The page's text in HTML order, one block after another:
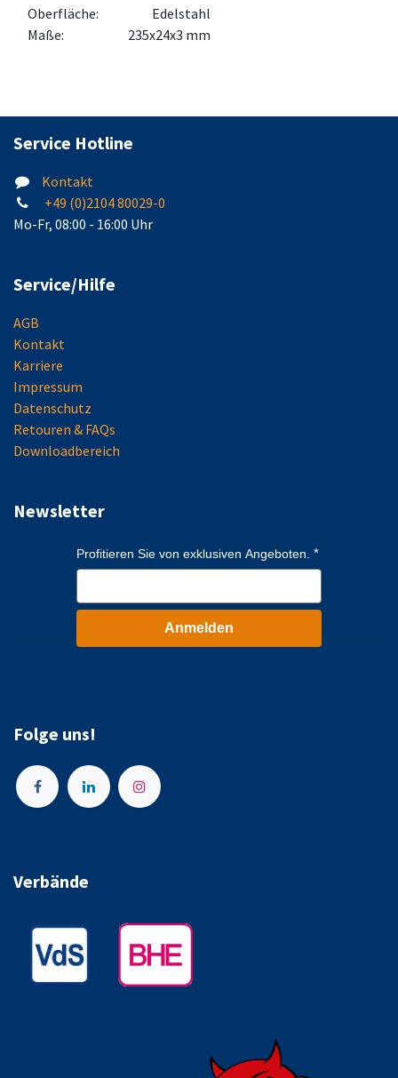
Oberfläche: Edelstahl
Maße: 235x24x3 mm
Service Hotline
Kontakt
+49 (0)2104 80029-0
Mo-Fr, 08:00 - 16:00 Uhr
Service/Hilfe
AGB
Kontakt
Karriere
Impressum
Datenschutz
Retouren & FAQs
Downloadbereich
Newsletter
Profitieren Sie von exklusiven Angeboten.
Anmelden
Folge uns!
Verbände